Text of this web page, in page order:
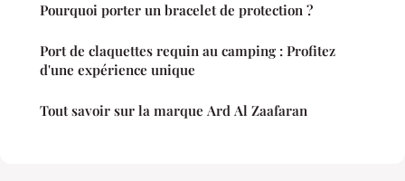
Pourquoi porter un bracelet de protection ?
Port de claquettes requin au camping : Profitez
d'une expérience unique
Tout savoir sur la marque Ard Al Zaafaran